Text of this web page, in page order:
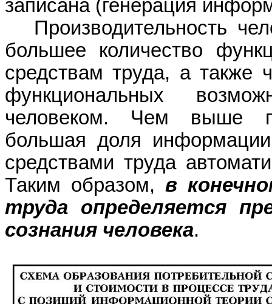
записана (генерация
Производительность
большее количество
средствам труда, а также
функциональных
человеком. Чем выше
большая доля
средствами труда
Таким образом, в
труда определяется
сознания человека.